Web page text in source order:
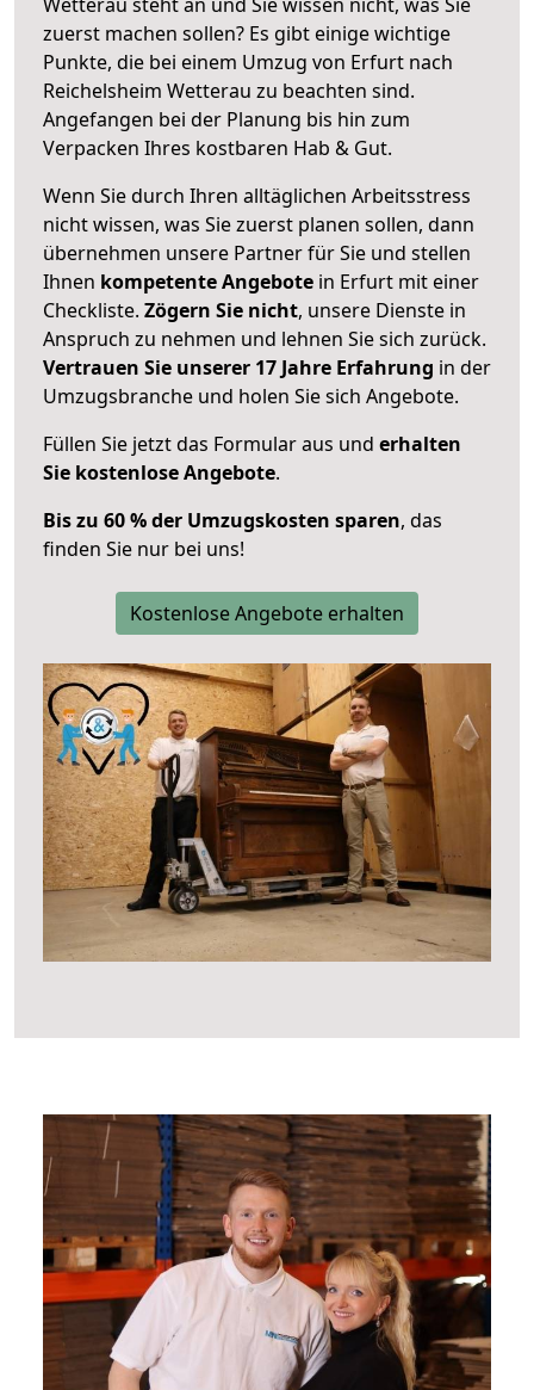
zuerst machen sollen? Es gibt einige wichtige
Punkte, die bei einem Umzug von Erfurt nach
Reichelsheim Wetterau zu beachten sind.
Angefangen bei der Planung bis hin zum
Verpacken Ihres kostbaren Hab & Gut.
Wenn Sie durch Ihren alltäglichen Arbeitsstress
nicht wissen, was Sie zuerst planen sollen, dann
übernehmen unsere Partner für Sie und stellen
Ihnen kompetente Angebote in Erfurt mit einer
Checkliste. Zögern Sie nicht, unsere Dienste in
Anspruch zu nehmen und lehnen Sie sich zurück.
Vertrauen Sie unserer 17 Jahre Erfahrung in der
Umzugsbranche und holen Sie sich Angebote.
Füllen Sie jetzt das Formular aus und erhalten
Sie kostenlose Angebote.
Bis zu 60 % der Umzugskosten sparen, das
finden Sie nur bei uns!
Kostenlose Angebote erhalten